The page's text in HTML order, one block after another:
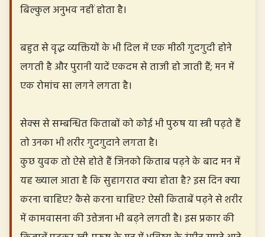
बिल्कुल अनुभव नहीं होता है।
बहुत से वृद्ध व्यक्तियों के भी दिल में एक मीठी गुदगुदी होने
लगती है और पुरानी यादें एकदम से ताजी हो जाती हैं; मन में
एक रोमांच सा लगने लगता है।
सेक्स से सम्बन्धित किताबों को कोई भी पुरुष या स्त्री पढ़़ते हैं
तो उनका भी शरीर गुदगुदाने लगता है।
कुछ युवक तो ऐसे होते हैं जिनको किताब पढ़ने के बाद मन में
यह ख्याल आता है कि सुहागरात क्या होता है? इस दिन क्या
करना चाहिए? कैसे करना चाहिए? ऐसी किताबें पढ़ने से शरीर
में कामवासना की उत्तेजना भी बढ़ने लगती है। इस प्रकार की